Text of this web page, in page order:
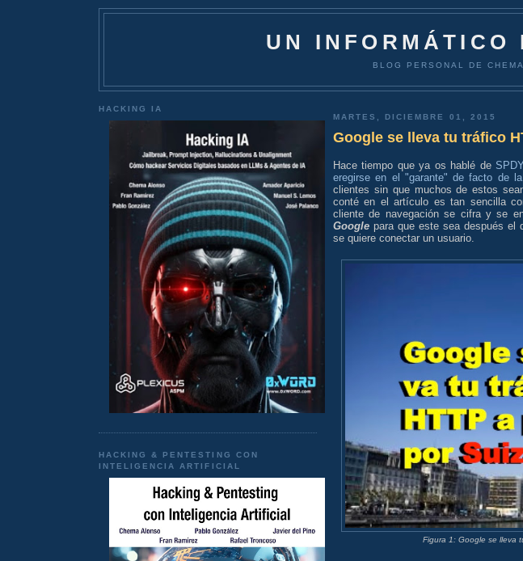
UN
BLOG PERSONAL DE
HACKING IA
HACKING & PENTESTING CON
INTELIGENCIA ARTIFICIAL
MARTES, DICIEMBRE 01, 2015
Google se lleva tu tráfico
Hace tiempo que ya os hablé de
eregirse en el "garante" de facto de
clientes sin que muchos de estos
conté en el artículo es tan sencilla
cliente de navegación se cifra y se
Google para que este sea después el
se quiere conectar un usuario.
Figura 1: Google se lleva